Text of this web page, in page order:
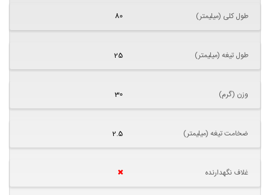
طول کلی (میلیمتر) 80
طول تیغه (میلیمتر) 25
وزن (گرم) 30
ضخامت تیغه (میلیمتر) 2.5
غلاف نگهدارنده